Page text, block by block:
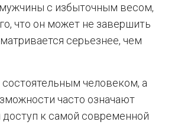
с избыточным весом,
что он может не завершить
серьезнее, чем
человеком, а
часто означают
к самой современной